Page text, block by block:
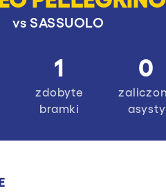
vs SASSUOLO
1
zdobyte
bramki
0
asysty